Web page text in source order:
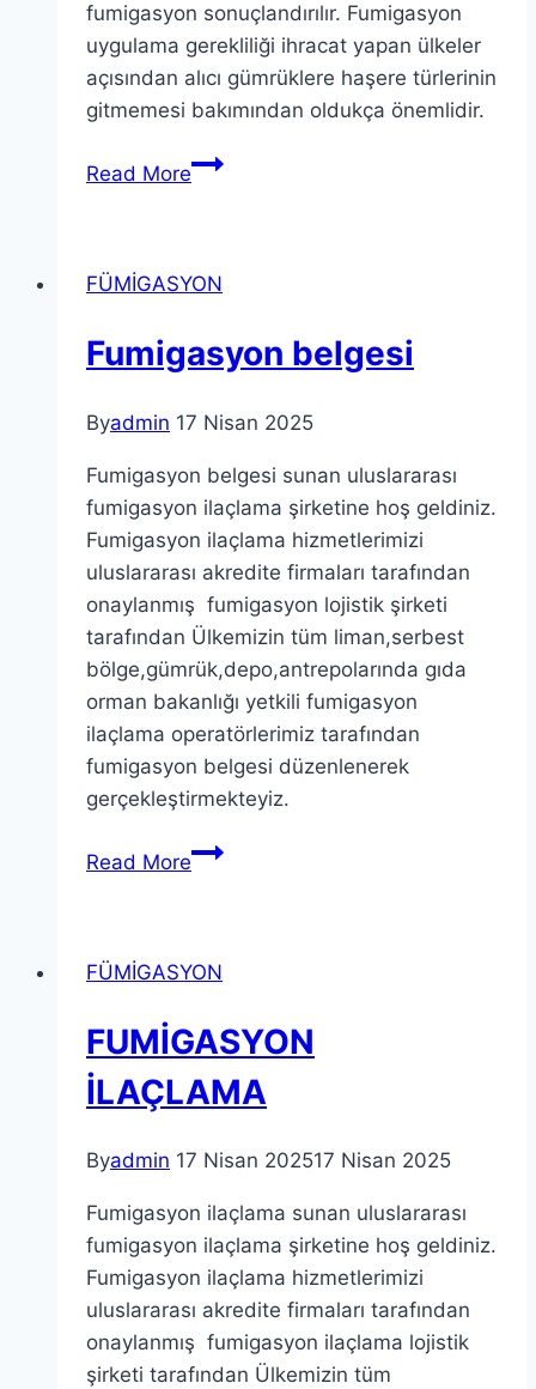
fumigasyon sonuçlandırılır. Fumigasyon
uygulama gerekliliği ihracat yapan ülkeler
açısından alıcı gümrüklere haşere türlerinin
gitmemesi bakımından oldukça önemlidir.
Read MoreFumigasyon
FÜMİGASYON
Fumigasyon belgesi
Byadmin 17 Nisan 2025
Fumigasyon belgesi sunan uluslararası
fumigasyon ilaçlama şirketine hoş geldiniz.
Fumigasyon ilaçlama hizmetlerimizi
uluslararası akredite firmaları tarafından
onaylanmış fumigasyon lojistik şirketi
tarafından Ülkemizin tüm liman,serbest
bölge,gümrük,depo,antrepolarında gıda
orman bakanlığı yetkili fumigasyon
ilaçlama operatörlerimiz tarafından
fumigasyon belgesi düzenlenerek
gerçekleştirmekteyiz.
Read MoreFumigasyon
FÜMİGASYON
FUMİGASYON
İLAÇLAMA
Byadmin 17 Nisan 202517 Nisan 2025
Fumigasyon ilaçlama sunan uluslararası
fumigasyon ilaçlama şirketine hoş geldiniz.
Fumigasyon ilaçlama hizmetlerimizi
uluslararası akredite firmaları tarafından
onaylanmış fumigasyon ilaçlama lojistik
şirketi tarafından Ülkemizin tüm